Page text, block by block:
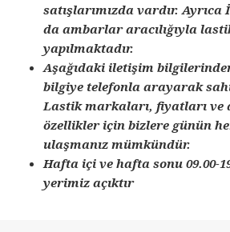
satışlarımızda vardır. Ayrıca
da ambarlar aracılığıyla
yapılmaktadır.
Aşağıdaki iletişim
bilgiye telefonla arayarak
Lastik markaları, fiyatları ve
özellikler için bizlere günün
ulaşmanız mümkündür.
Hafta içi ve hafta sonu 09.00-
yerimiz açıktır